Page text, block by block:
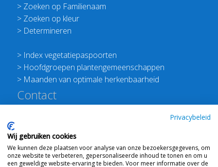
> Zoeken op Familienaam
> Zoeken op kleur
> Determineren
> Index vegetatiepaspoorten
> Hoofdgroepen plantengemeenschappen
> Maanden van optimale herkenbaarheid
Contact
E:info@floravannederland.nl
Plein 1992 70F 6221JP Maastricht
T: 06 41237586
Privacybeleid
Wij gebruiken cookies
We kunnen deze plaatsen voor analyse van onze bezoekersgegevens, om
onze website te verbeteren, gepersonaliseerde inhoud te tonen en om u
een geweldige website-ervaring te bieden. Voor meer informatie over de